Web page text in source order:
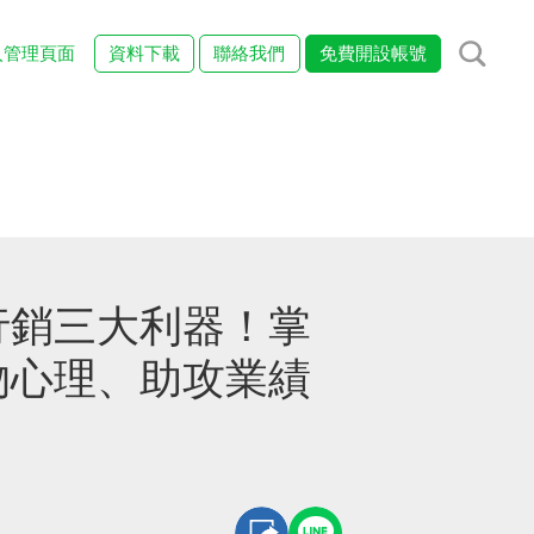
理頁面 資料下載 聯絡我們 免費開設帳號
三大利器！掌
理、助攻業績